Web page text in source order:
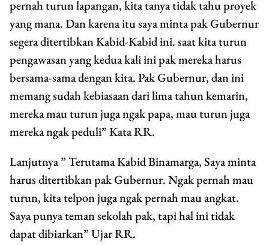
pernah turun lapangan, kita tanya tidak tahu proyek
yang mana. Dan karena itu saya minta pak Gubernur
segera ditertibkan Kabid-Kabid ini. saat kita turun
pengawasan yang kedua kali ini pak mereka harus
bersama-sama dengan kita. Pak Gubernur, dan ini
memang sudah kebiasaan dari lima tahun kemarin,
mereka mau turun juga ngak papa, mau turun juga
mereka ngak peduli” Kata RR.
Lanjutnya ” Terutama Kabid Binamarga, Saya minta
harus ditertibkan pak Gubernur. Ngak pernah mau
turun, kita telpon juga ngak pernah mau angkat.
Saya punya teman sekolah pak, tapi hal ini tidak
dapat dibiarkan” Ujar RR.